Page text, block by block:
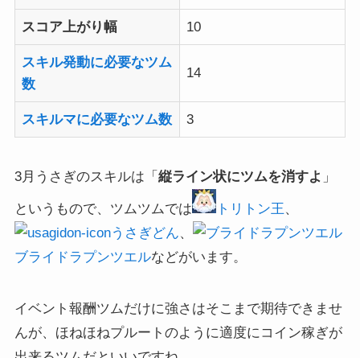
スコア上がり幅 10
スキル発動に必要なツム
数
14
スキルマに必要なツム数 3
3月うさぎのスキルは「 縦ライン状にツムを消すよ 」
というもので、ツムツムでは トリトン王、
うさぎどん、
ブライドラプンツエルなどがいます。
イベント報酬ツムだけに強さはそこまで期待できませ
んが、ほねほねプルートのように適度にコイン稼ぎが